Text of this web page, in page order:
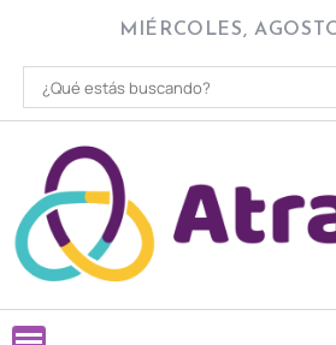
content
MIÉRCOLES,